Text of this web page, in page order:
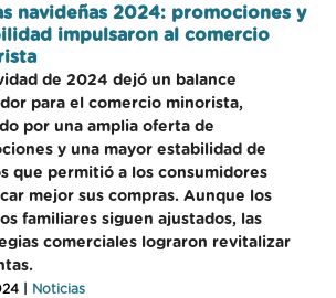
navideñas 2024: promociones y
impulsaron al comercio
de 2024 dejó un balance
para el comercio minorista,
por una amplia oferta de
y una mayor estabilidad de
que permitió a los consumidores
mejor sus compras. Aunque los
familiares siguen ajustados, las
comerciales lograron revitalizar
| Noticias